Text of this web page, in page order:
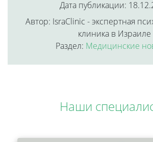
Дата публикации:
Автор: IsraClinic - экспертная
клиника в Израиле
Раздел: Медицинские
Наши